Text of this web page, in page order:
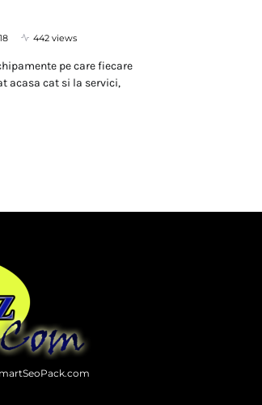
442 views
pe care fiecare
acasa cat si la servici,